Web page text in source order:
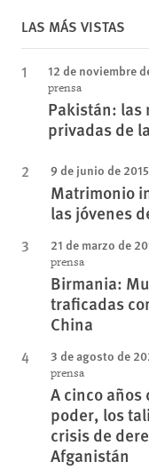
LAS MÁS VISTAS
12 de noviembre
prensa
Pakistán: las
privadas de
9 de junio de 2015
Matrimonio
las jóvenes
21 de marzo de
prensa
Birmania:
traficadas
China
3 de agosto de
prensa
A cinco años
poder, los
crisis de
Afganistán